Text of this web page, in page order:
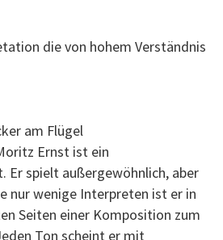
die von hohem Verständnis
am Flügel
Ernst ist ein
Er spielt außergewöhnlich, aber
nur wenige Interpreten ist er in
Seiten einer Komposition zum
Ton scheint er mit